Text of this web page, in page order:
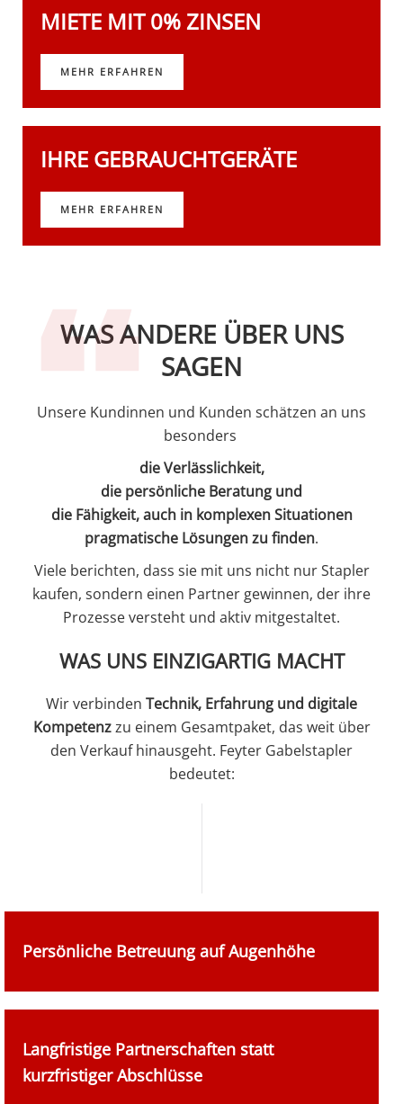
MIETE MIT 0% ZINSEN
MEHR ERFAHREN
IHRE GEBRAUCHTGERÄTE
MEHR ERFAHREN
WAS ANDERE ÜBER UNS
SAGEN
Unsere Kundinnen und Kunden schätzen an uns
besonders
die Verlässlichkeit,
die persönliche Beratung und
die Fähigkeit, auch in komplexen Situationen
pragmatische Lösungen zu finden.
Viele berichten, dass sie mit uns nicht nur Stapler
kaufen, sondern einen Partner gewinnen, der ihre
Prozesse versteht und aktiv mitgestaltet.
WAS UNS EINZIGARTIG MACHT
Wir verbinden Technik, Erfahrung und digitale
Kompetenzzu einem Gesamtpaket, das weit über
den Verkauf hinausgeht. Feyter Gabelstapler
bedeutet:
Persönliche Betreuung auf Augenhöhe
Langfristige Partnerschaften statt
kurzfristiger Abschlüsse